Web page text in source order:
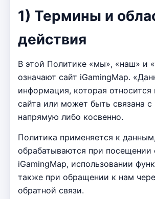
1) Термины и
действия
В этой Политике «мы», «наш» и
означают сайт iGamingMap.
информация, которая относится
сайта или может быть связана с
напрямую либо косвенно.
Политика применяется к
обрабатываются при посещении
iGamingMap, использовании
также при обращении к нам
обратной связи.